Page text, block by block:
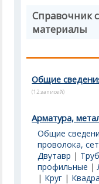
Справочник
материалы
Общие
(12 записей)
Арматура,
Общие
проволока,
Двутавр |
профильные |
| Круг |